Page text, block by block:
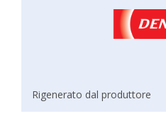
Rigenerato dal produttore